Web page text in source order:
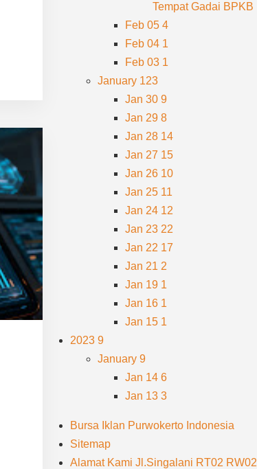
Tempat Gadai BPKB
Feb 054
Feb 04 1
Feb 03 1
January 123
Jan 309
Jan 298
Jan 28 14
Jan 27 15
Jan 26 10
Jan 25 11
Jan 24 12
Jan 23 22
Jan 22 17
Jan 21 2
Jan 19 1
Jan 16 1
Jan 15 1
20239
January9
Jan 146
Jan 133
Bursa Iklan Purwokerto Indonesia
Sitemap
Alamat Kami Jl.Singalani RT02 RW02